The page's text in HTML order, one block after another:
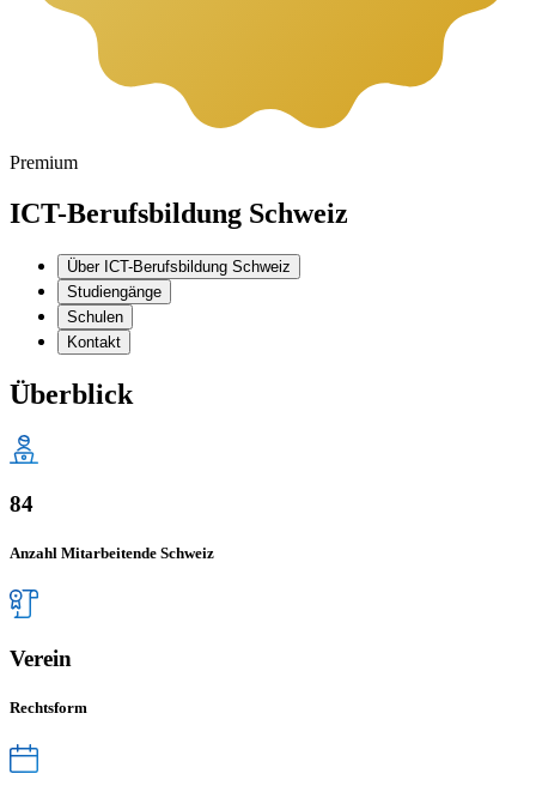
Premium
ICT-Berufsbildung Schweiz
Über ICT-Berufsbildung Schweiz
Studiengänge
Schulen
Kontakt
Überblick
84
Anzahl Mitarbeitende Schweiz
Verein
Rechtsform